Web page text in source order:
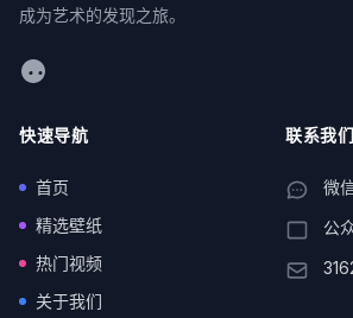
成为艺术的发现之旅。
WeChat
快速导航
首页
精选壁纸
热门视频
关于我们
联系我们
微
公